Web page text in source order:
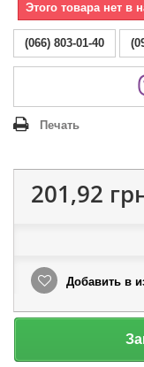
Этого товара нет в
(066) 803-01-40
Печать
201,92
Добавить в